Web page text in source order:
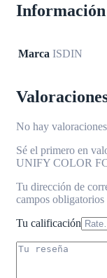
Marca ISDIN
No hay
Sé el primero en
UNIFY COLOR
Tu dirección de
campos obligatorios
Tu calificación